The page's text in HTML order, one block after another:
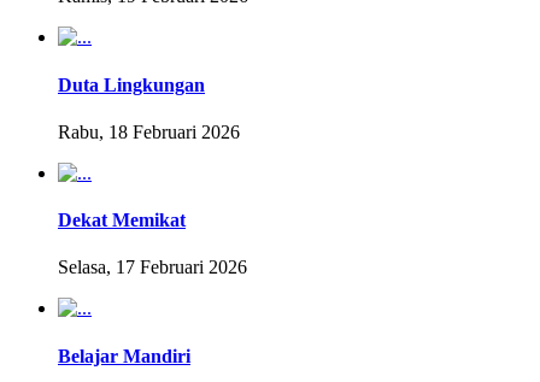
Duta Lingkungan
Rabu, 18 Februari 2026
Dekat Memikat
Selasa, 17 Februari 2026
Belajar Mandiri